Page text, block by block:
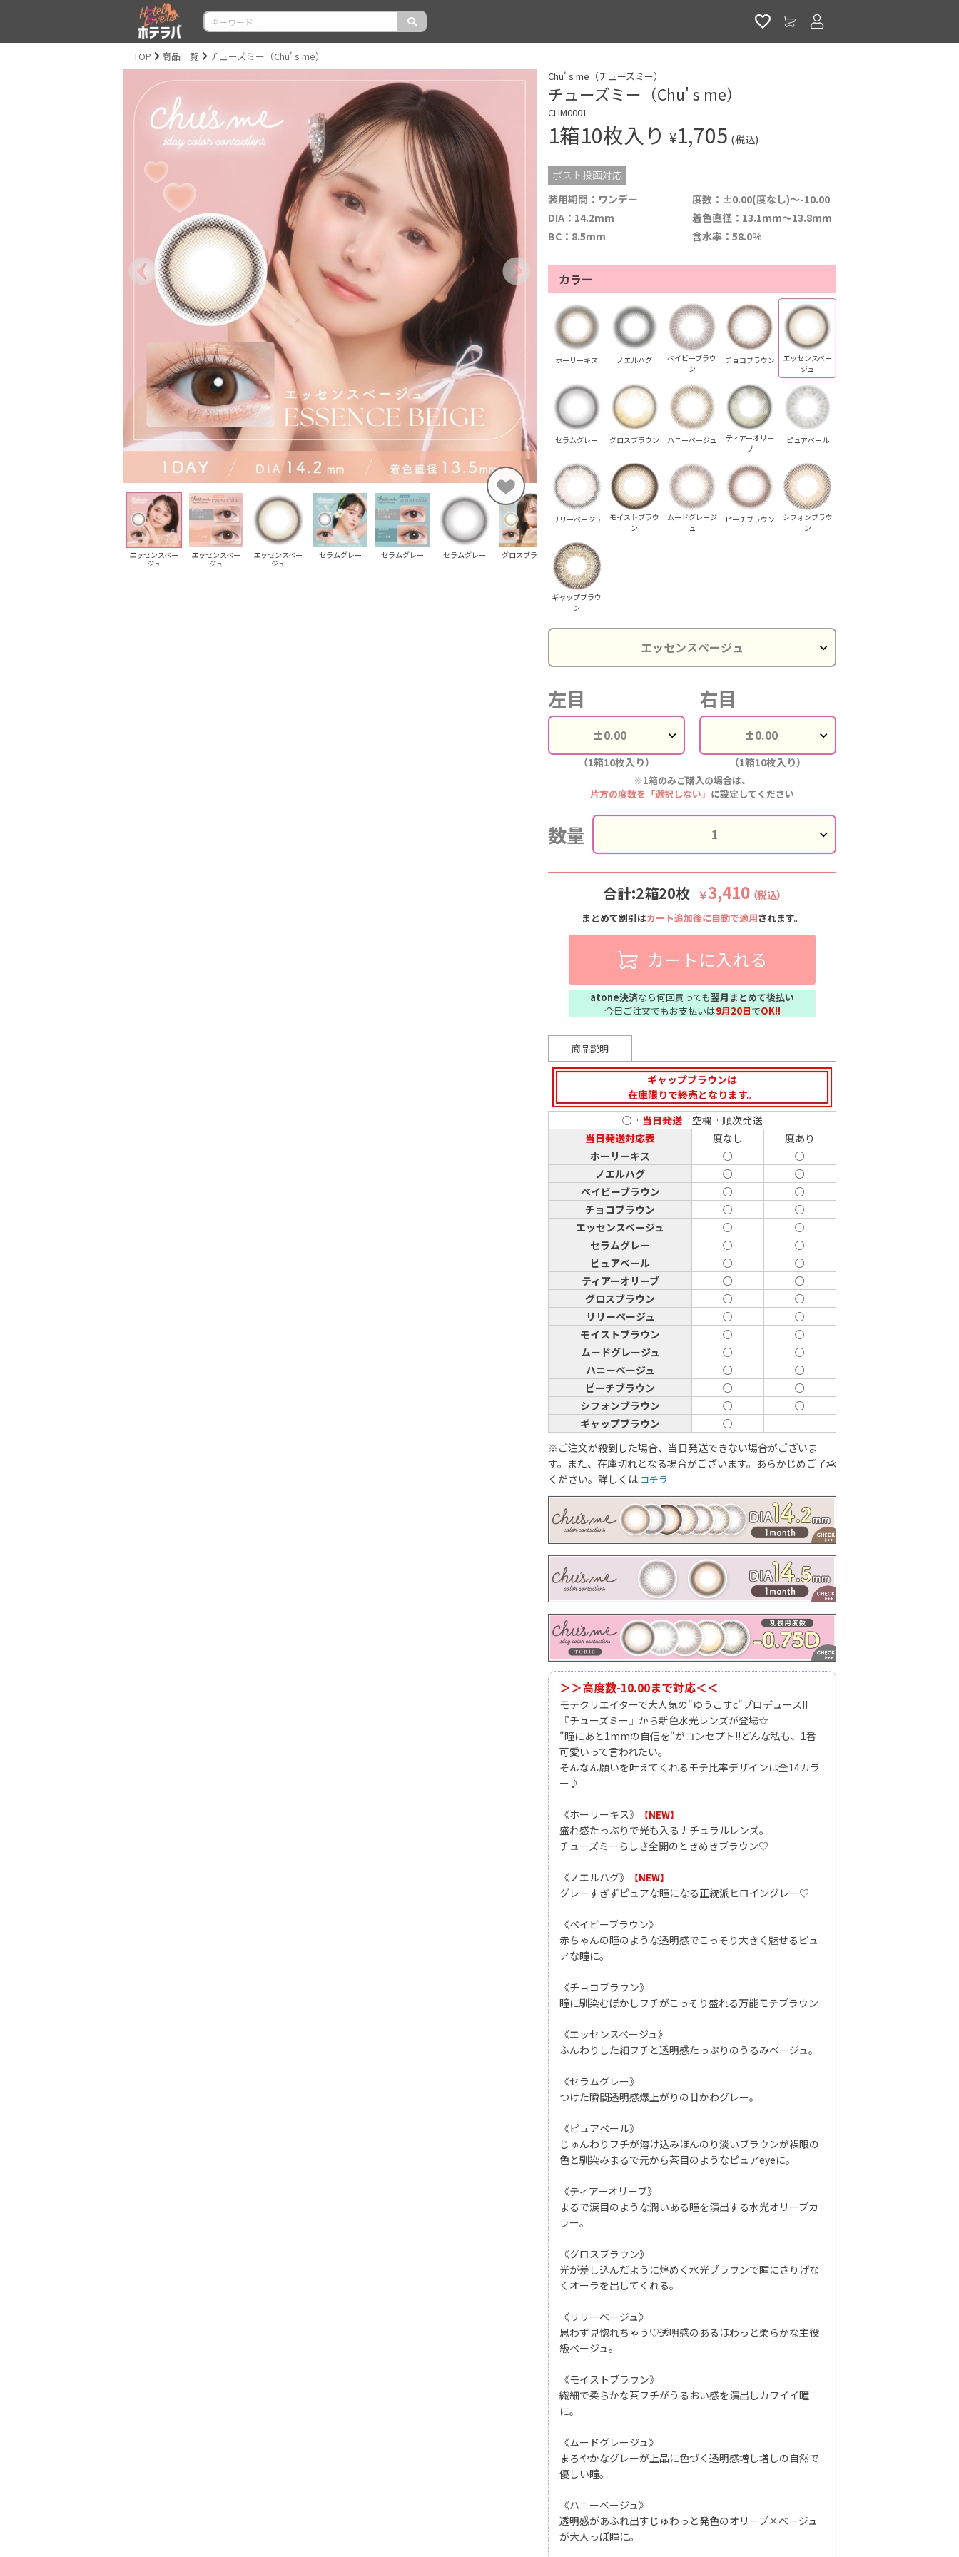
TOP 商品一覧 チューズミー（Chu' s me）
エッセンスベー
ジュ
エッセンスベー
ジュ
エッセンスベー
ジュ
セラムグレー セラムグレー セラムグレー グロスブラウン グロスブラウン
Chu' s me（チューズミー）
チューズミー（Chu' s me）
CHM0001
1箱10枚入り ¥1,705 (税込)
ポスト投函対応
装用期間：ワンデー
度数：±0.00(度なし)～-10.00
DIA：14.2mm
着色直径：13.1mm～13.8mm
BC：8.5mm
含水率：58.0%
カラー
ホーリーキス ノエルハグ
ベイビーブラウ
ン
チョコブラウン
エッセンスベー
ジュ
セラムグレー グロスブラウン ハニーベージュ
ティアーオリー
ブ
ピュアベール
リリーベージュ
モイストブラウ
ン
ムードグレージ
ュ
ピーチブラウン
シフォンブラウ
ン
ギャップブラウ
ン
左目
（1箱10枚入り）
右目
（1箱10枚入り）
※1箱のみご購入の場合は、
片方の度数を「選択しない」 に設定してください
数量
合計:2箱20枚 ￥3,410 （税込）
まとめて割引はカート追加後に自動で適用されます。
カートに入れる
atone決済なら何回買っても翌月まとめて後払い
今日ご注文でもお支払いは9月20日でOK!!
商品説明
ギャップブラウンは
在庫限りで終売となります。
○…当日発送 空欄…順次発送
当日発送対応表
度なし
度あり
ホーリーキス
○
○
ノエルハグ
○
○
ベイビーブラウン
○
○
チョコブラウン
○
○
エッセンスベージュ
○
○
セラムグレー
○
○
ピュアベール
○
○
ティアーオリーブ
○
○
グロスブラウン
○
○
リリーベージュ
○
○
モイストブラウン
○
○
ムードグレージュ
○
○
ハニーベージュ
○
○
ピーチブラウン
○
○
シフォンブラウン
○
○
ギャップブラウン
○
※ご注文が殺到した場合、当日発送できない場合がございま
す。また、在庫切れとなる場合がございます。あらかじめご了承
ください。詳しくは コチラ
＞＞高度数-10.00まで対応＜＜
モテクリエイターで大人気の"ゆうこすc"プロデュース!!
『チューズミー』から新色水光レンズが登場☆
"瞳にあと1mmの自信を"がコンセプト!!どんな私も、1番
可愛いって言われたい。
そんなん願いを叶えてくれるモテ比率デザインは全14カラ
ー♪
《ホーリーキス》 【NEW】
盛れ感たっぷりで光も入るナチュラルレンズ。
チューズミーらしさ全開のときめきブラウン♡
《ノエルハグ》 【NEW】
グレーすぎずピュアな瞳になる正統派ヒロイングレー♡
《ベイビーブラウン》
赤ちゃんの瞳のような透明感でこっそり大きく魅せるピュ
アな瞳に。
《チョコブラウン》
瞳に馴染むぼかしフチがこっそり盛れる万能モテブラウン
《エッセンスベージュ》
ふんわりした細フチと透明感たっぷりのうるみベージュ。
《セラムグレー》
つけた瞬間透明感爆上がりの甘かわグレー。
《ピュアベール》
じゅんわりフチが溶け込みほんのり淡いブラウンが裸眼の
色と馴染みまるで元から茶目のようなピュアeyeに。
《ティアーオリーブ》
まるで涙目のような潤いある瞳を演出する水光オリーブカ
ラー。
《グロスブラウン》
光が差し込んだように煌めく水光ブラウンで瞳にさりげな
くオーラを出してくれる。
《リリーベージュ》
思わず見惚れちゃう♡透明感のあるほわっと柔らかな主役
級ベージュ。
《モイストブラウン》
繊細で柔らかな茶フチがうるおい感を演出しカワイイ瞳
に。
《ムードグレージュ》
まろやかなグレーが上品に色づく透明感増し増しの自然で
優しい瞳。
《ハニーベージュ》
透明感があふれ出すじゅわっと発色のオリーブ×ベージュ
が大人っぽ瞳に。